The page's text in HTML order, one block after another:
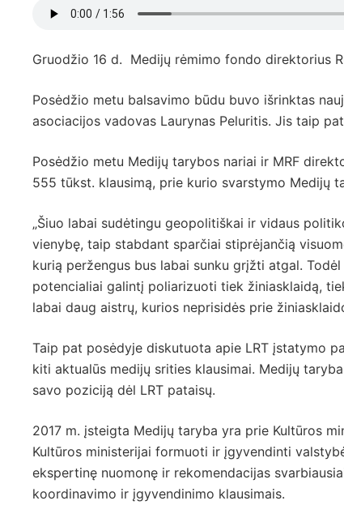
Gruodžio 16 d. Medijų rėmimo fondo direktorius
Posėdžio metu balsavimo būdu buvo išrinktas
asociacijos vadovas Laurynas Peluritis. Jis taip
Posėdžio metu Medijų tarybos nariai ir MRF
555 tūkst. klausimą, prie kurio svarstymo Medijų
„Šiuo labai sudėtingu geopolitiškai ir vidaus
vienybę, taip stabdant sparčiai stiprėjančią
kurią peržengus bus labai sunku grįžti atgal.
potencialiai galintį poliarizuoti tiek žiniasklaidą,
labai daug aistrų, kurios neprisidės prie
Taip pat posėdyje diskutuota apie LRT įstatymo
kiti aktualūs medijų srities klausimai. Medijų
savo poziciją dėl LRT pataisų.
2017 m. įsteigta Medijų taryba yra prie Kultūros
Kultūros ministerijai formuoti ir įgyvendinti
ekspertinę nuomonę ir rekomendacijas
koordinavimo ir įgyvendinimo klausimais.